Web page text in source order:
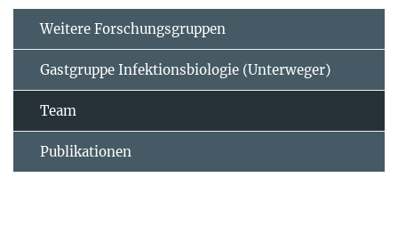
Weitere Forschungsgruppen
Gastgruppe Infektionsbiologie (Unterweger)
Team
Publikationen